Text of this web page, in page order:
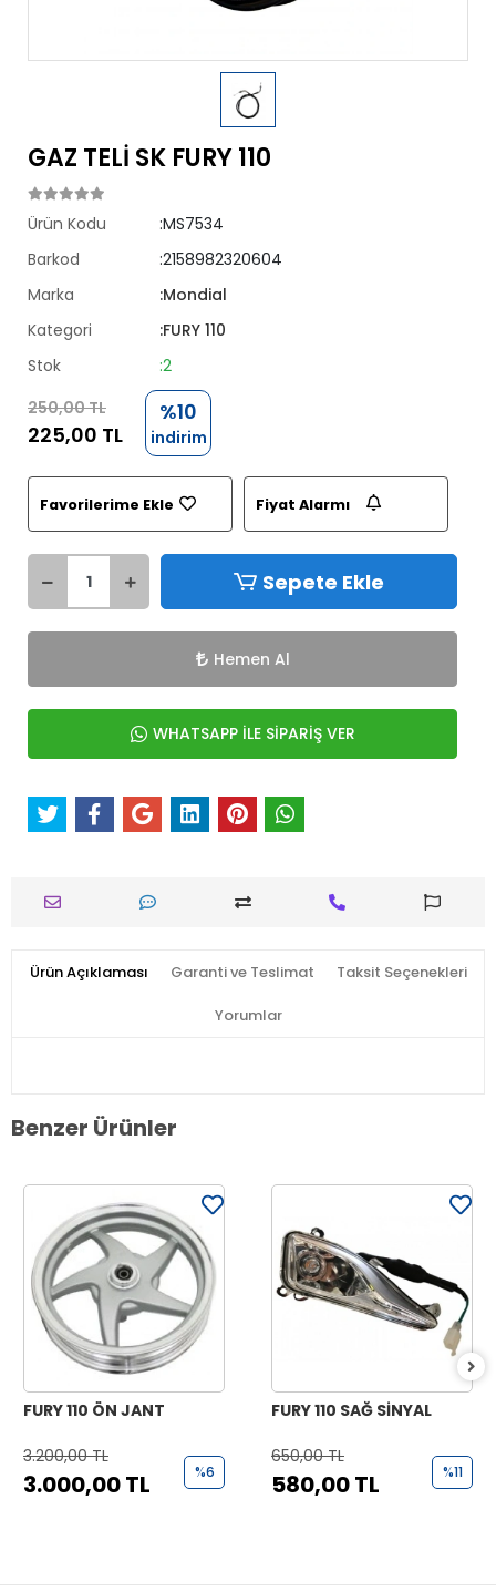
GAZ TELİ SK FURY 110
Ürün Kodu
:MS7534
Barkod
:2158982320604
Marka
:Mondial
Kategori
:FURY 110
Stok
:2
250,00 TL
225,00 TL
%10
indirim
Favorilerime Ekle Fiyat Alarmı
Sepete Ekle
Hemen Al
WHATSAPP İLE SİPARİŞ VER
Ürün Açıklaması Garanti ve Teslimat Taksit Seçenekleri
Yorumlar
Benzer Ürünler
FURY 110 ÖN JANT
3.200,00 TL
3.000,00 TL %6
FURY 110 SAĞ SİNYAL
650,00 TL
580,00 TL %11